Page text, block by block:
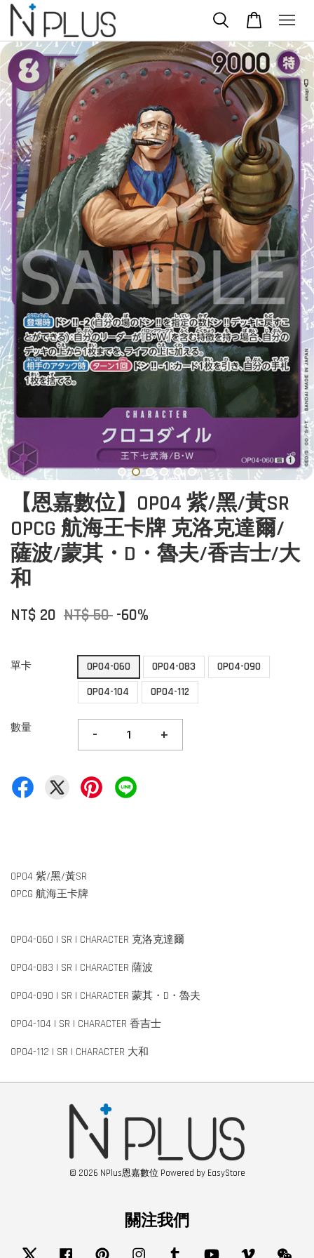
【恩嘉數位】OP04 紫/黑/黃SR
OPCG 航海王卡牌 克洛克達爾/
薩波/蒙其・D・魯夫/香吉士/大
和
NT$ 20 NT$ 50 -60%
單卡 OP04-060 OP04-083
OP04-090
OP04-104
OP04-112
數量 - +
OP04 紫/黑/黃SR
OPCG 航海王卡牌
OP04-060 | SR | CHARACTER 克洛克達爾
OP04-083 | SR | CHARACTER 薩波
OP04-090 | SR | CHARACTER 蒙其・D・魯夫
OP04-104 | SR | CHARACTER 香吉士
OP04-112 | SR | CHARACTER 大和
© 2026 NPlus恩嘉數位 Powered by EasyStore
關注我們
Twitter Facebook Pinterest Instagram Tumblr YouTube Vimeo